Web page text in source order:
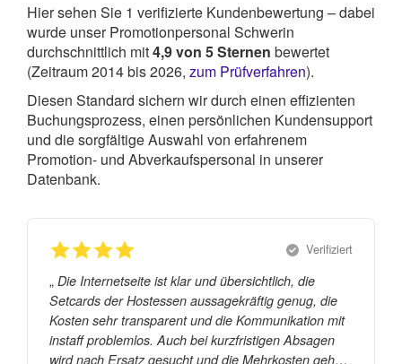
Hier sehen Sie 1 verifizierte Kundenbewertung – dabei
wurde unser Promotionpersonal Schwerin
durchschnittlich mit4,9von 5Sternen bewertet
(Zeitraum 2014 bis 2026, zum Prüfverfahren).
Diesen Standard sichern wir durch einen effizienten
Buchungsprozess, einen persönlichen Kundensupport
und die sorgfältige Auswahl von erfahrenem
Promotion- und Abverkaufspersonal in unserer
Datenbank.
Verifiziert
„
Setcards der Hostessen aussagekräftig genug, die
Kosten sehr transparent und die Kommunikation mit
instaff problemlos. Auch bei kurzfristigen Absagen
wird nach Ersatz gesucht und die Mehrkosten gehen